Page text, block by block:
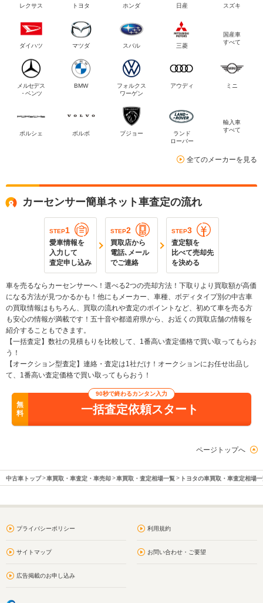
レクサス トヨタ ホンダ 日産 スズキ
ダイハツ マツダ スバル 三菱
国産車
すべて
メルセデス
・ベンツ
BMW
フォルクス
ワーゲン
アウディ ミニ
ポルシェ ボルボ プジョー
ランド
ローバー
輸入車
すべて
全てのメーカーを見る
カーセンサー簡単ネット車査定の流れ
STEP1
愛車情報を
入力して
査定申し込み
STEP2
買取店から
電話､メール
でご連絡
STEP3
査定額を
比べて売却先
を決める
車を売るならカーセンサーへ！選べる2つの売却方法！下取りより買取額が高価
になる方法が見つかるかも！他にもメーカー、車種、ボディタイプ別の中古車
の買取情報はもちろん、買取の流れや査定のポイントなど、初めて車を売る方
も安心の情報が満載です！五十音や都道府県から、お近くの買取店舗の情報を
紹介することもできます。
【一括査定】数社の見積もりを比較して、1番高い査定価格で買い取ってもらお
う！
【オークション型査定】連絡・査定は1社だけ！オークションにお任せ出品し
て、1番高い査定価格で買い取ってもらおう！
無
料
90秒で終わるカンタン入力
一括査定依頼スタート
ページトップへ
中古車トップ 車買取・車査定・車売却 車買取・査定相場一覧 トヨタの車買取・車査定相場
プライバシーポリシー 利用規約
サイトマップ お問い合わせ・ご要望
広告掲載のお申し込み